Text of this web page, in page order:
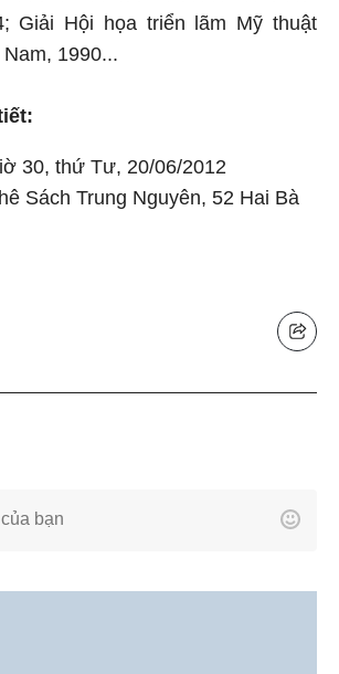
Giải Hội họa triển lãm Mỹ thuật
1990...
30, thứ Tư, 20/06/2012
Sách Trung Nguyên, 52 Hai Bà